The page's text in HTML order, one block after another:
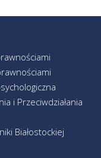
i Przeciwdziałania
Białostockiej